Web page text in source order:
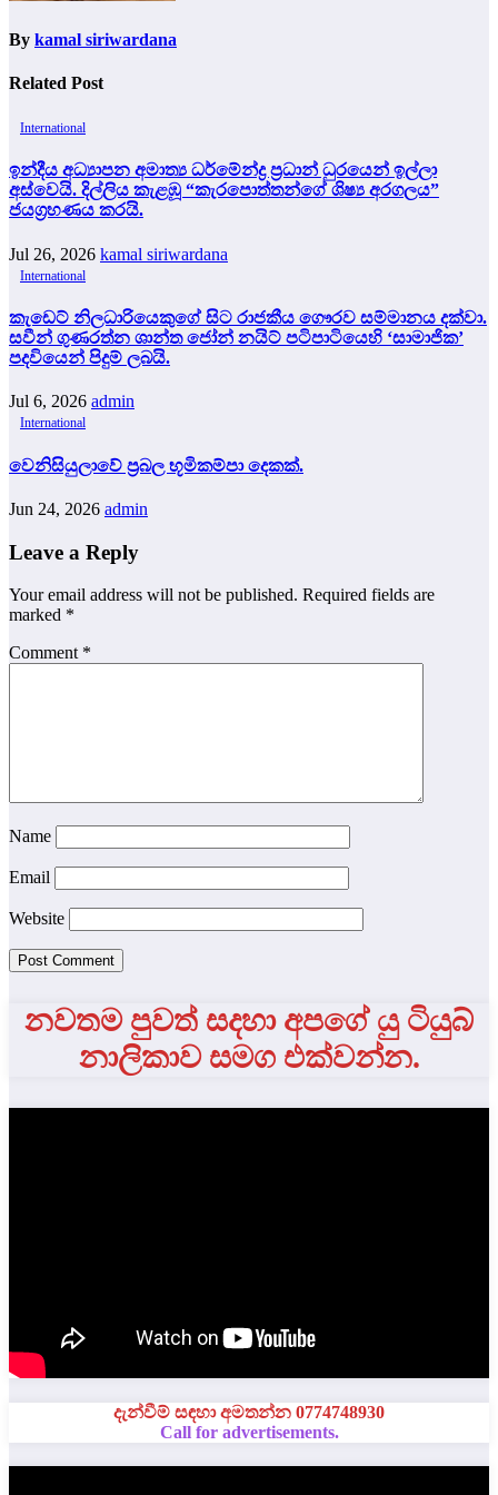
By kamal siriwardana
Related Post
International
ඉන්දීය අධ්‍යාපන අමාත්‍ය ධර්මේන්ද්‍ර ප්‍රධාන් ධුරයෙන් ඉල්ලා
අස්වෙයි. දිල්ලිය කැළඹූ “කැරපොත්තන්ගේ ශිෂ්‍ය අරගලය”
ජයග්‍රහණය කරයි.
Jul 26, 2026 kamal siriwardana
International
කැඩෙට් නිලධාරියෙකුගේ සිට රාජකීය ගෞරව සම්මානය දක්වා.
සවීන් ගුණරත්න ශාන්ත ජෝන් නයිට් පටිපාටියෙහි ‘සාමාජික’
පදවියෙන් පිදුම් ලබයි.
Jul 6, 2026 admin
International
වෙනිසියුලාවේ ප්‍රබල භූමිකම්පා දෙකක්.
Jun 24, 2026 admin
Leave a Reply
Your email address will not be published. Required fields are
marked *
Comment *
Name
Email
Website
නවතම පුවත් සදහා අපගේ යු ටියුබ්
නාලිකාව සමග එක්වන්න.
දැන්වීම් සඳහා අමතන්න 0774748930
Call for advertisements.